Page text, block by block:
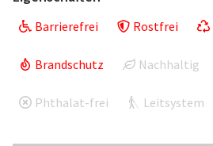
Barrierefrei Rostfrei
Brandschutz Nachhaltig
Phthalat-frei Leitsystem